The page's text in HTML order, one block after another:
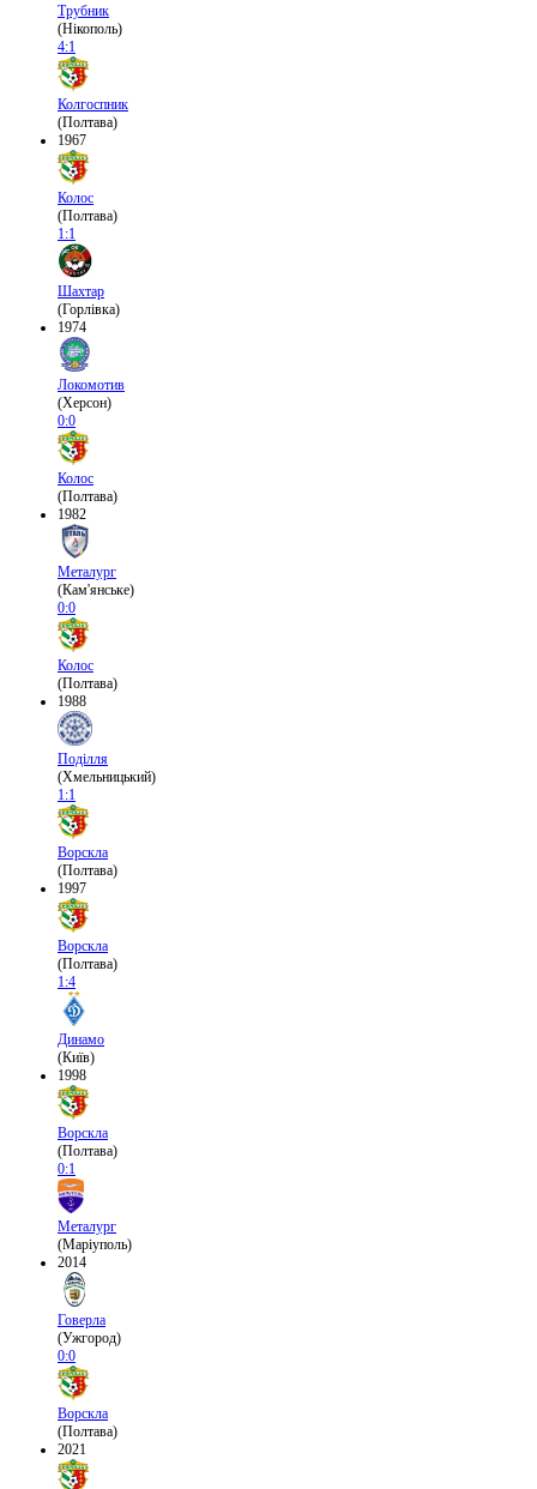
Трубник
(Нікополь)
4:1
Колгоспник
(Полтава)
1967
Колос
(Полтава)
1:1
Шахтар
(Горлівка)
1974
Локомотив
(Херсон)
0:0
Колос
(Полтава)
1982
Металург
(Кам'янське)
0:0
Колос
(Полтава)
1988
Поділля
(Хмельницький)
1:1
Ворскла
(Полтава)
1997
Ворскла
(Полтава)
1:4
Динамо
(Київ)
1998
Ворскла
(Полтава)
0:1
Металург
(Маріуполь)
2014
Говерла
(Ужгород)
0:0
Ворскла
(Полтава)
2021